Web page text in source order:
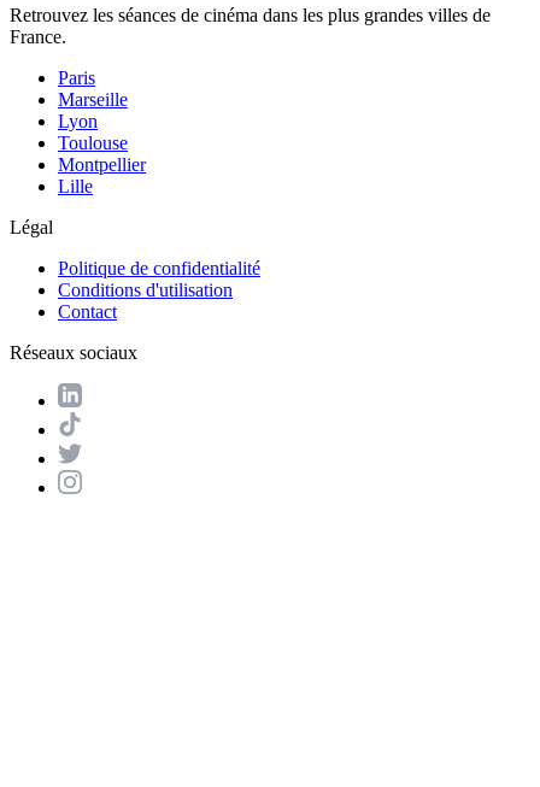
Retrouvez les séances de cinéma dans les plus grandes villes de
France.
Paris
Marseille
Lyon
Toulouse
Montpellier
Lille
Légal
Politique de confidentialité
Conditions d'utilisation
Contact
Réseaux sociaux